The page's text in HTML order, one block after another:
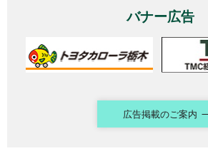
バナー広告
広告掲載のご案内